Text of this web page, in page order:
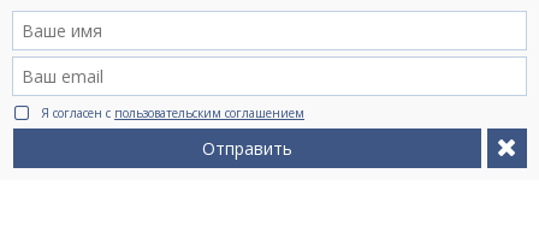
Видео Ruso.TV
BCN life
Сервис на немецком
Я согласен с пользовательским соглашением
Отправить